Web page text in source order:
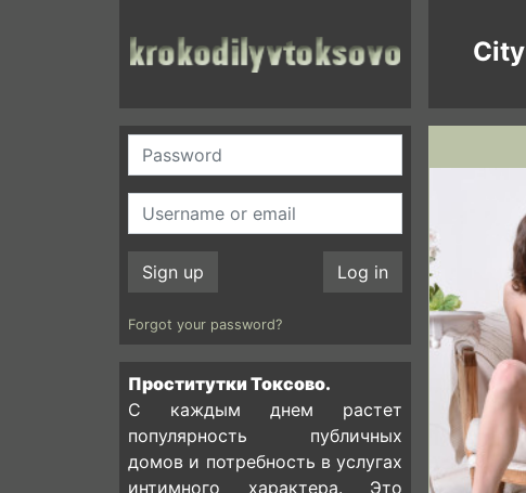
City
Sign up Log in
Forgot your password?
Проститутки Токсово.
С каждым днем растет
популярность публичных
домов и потребность в услугах
интимного характера. Это